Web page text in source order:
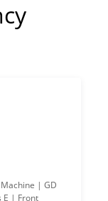
E | Front